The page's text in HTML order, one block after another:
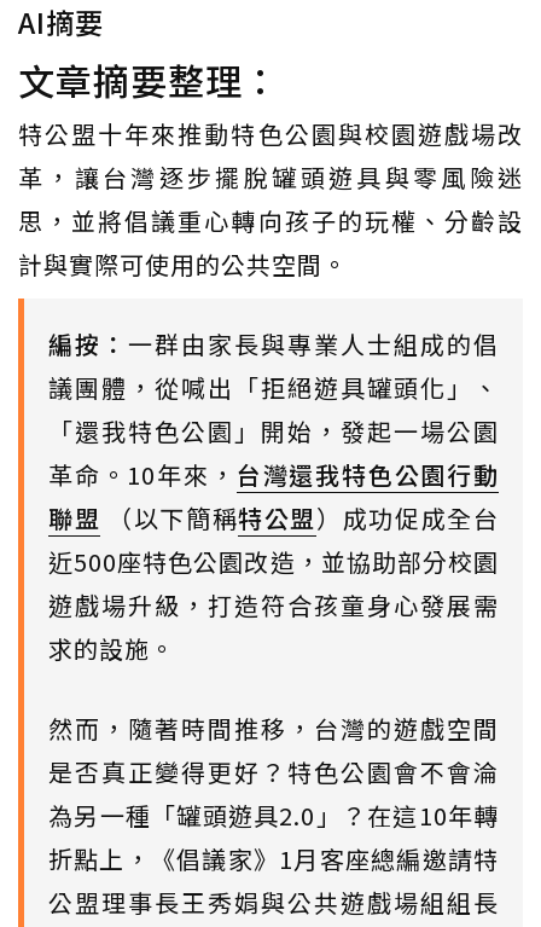
AI摘要
文章摘要整理：
特公盟十年來推動特色公園與校園遊戲場改
革，讓台灣逐步擺脫罐頭遊具與零風險迷
思，並將倡議重心轉向孩子的玩權、分齡設
計與實際可使用的公共空間。
編按： 一群由家長與專業人士組成的倡
議團體，從喊出「拒絕遊具罐頭化」、
「還我特色公園」開始，發起一場公園
革命。10年來， 台灣還我特色公園行動
聯盟 （以下簡稱特公盟）成功促成全台
近500座特色公園改造，並協助部分校園
遊戲場升級，打造符合孩童身心發展需
求的設施。
然而，隨著時間推移，台灣的遊戲空間
是否真正變得更好？特色公園會不會淪
為另一種「罐頭遊具2.0」？在這10年轉
折點上，《倡議家》1月客座總編邀請特
公盟理事長王秀娟與公共遊戲場組組長